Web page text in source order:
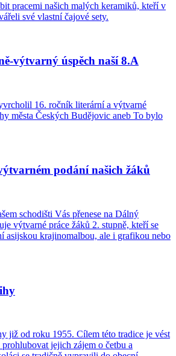
pracemi našich malých keramiků, kteří v
své vlastní čajové sety.
výtvarný úspěch naší 8.A
16. ročník literární a výtvarné
města Českých Budějovic aneb To bylo
podání našich žáků
schodišti Vás přenese na Dálný
výtvarné práce žáků 2. stupně, kteří se
asijskou krajinomalbou, ale i grafikou nebo
již od roku 1955. Cílem této tradice je vést
jejich zájem o četbu a